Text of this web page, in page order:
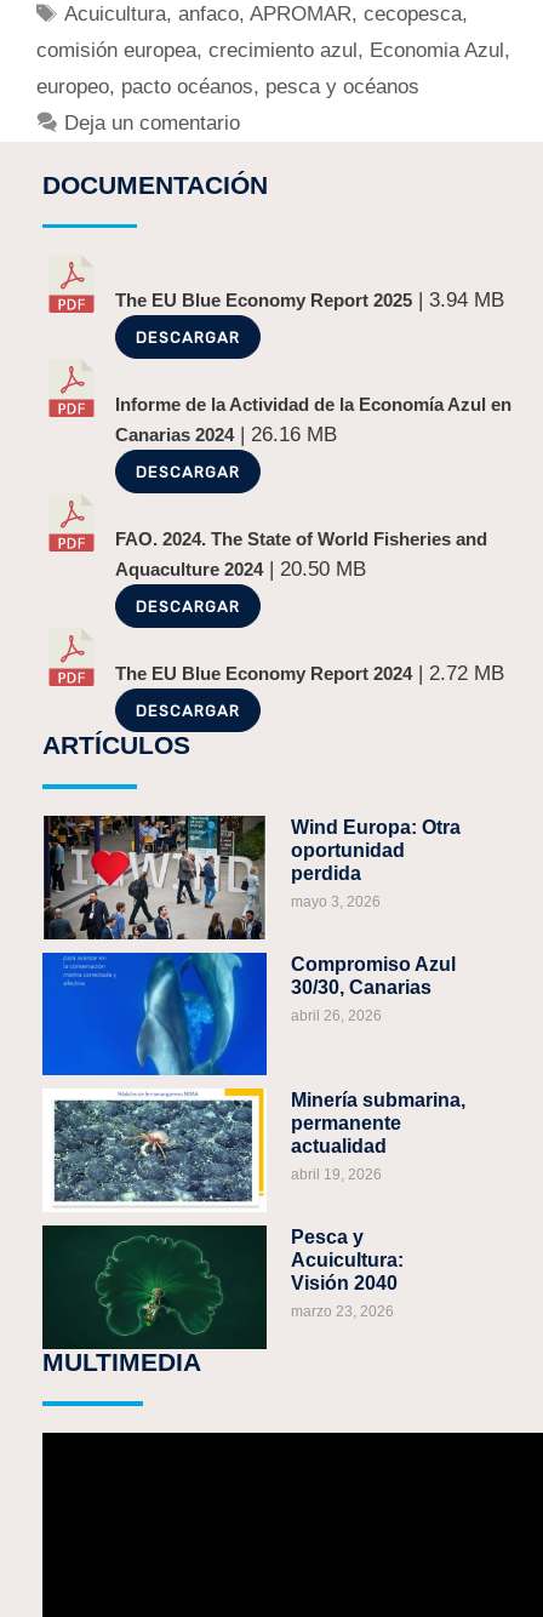
Acuicultura,anfaco,APROMAR,cecopesca,
comisión europea, crecimiento azul, Economia Azul,
europeo, pacto océanos, pesca y océanos
Deja un comentario
DOCUMENTACIÓN
The EU Blue Economy Report 2025 | 3.94 MB
DESCARGAR
Informe de la Actividad de la Economía Azul en
Canarias 2024| 26.16 MB
DESCARGAR
FAO. 2024. The State of World Fisheries and
Aquaculture 2024| 20.50 MB
DESCARGAR
The EU Blue Economy Report 2024| 2.72 MB
DESCARGAR
ARTÍCULOS
Wind Europa: Otra
oportunidad
perdida
mayo 3, 2026
Compromiso Azul
30/30, Canarias
abril 26, 2026
Minería submarina,
permanente
actualidad
abril 19, 2026
Pesca y
Acuicultura:
Visión 2040
marzo 23, 2026
MULTIMEDIA